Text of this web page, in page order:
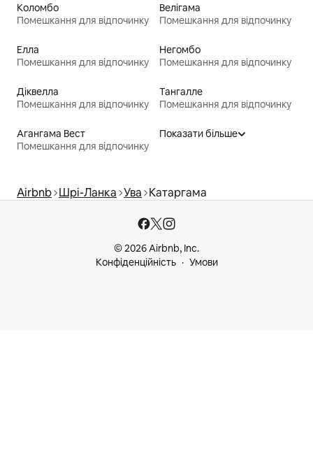
Коломбо
Помешкання для відпочинку
Велігама
Помешкання для відпочинку
Елла
Помешкання для відпочинку
Негомбо
Помешкання для відпочинку
Діквелла
Помешкання для відпочинку
Тангалле
Помешкання для відпочинку
Агангама Вест
Помешкання для відпочинку
Показати більше
Airbnb Шрі-Ланка Ува Катаргама
© 2026 Airbnb, Inc.
Конфіденційність
Умови